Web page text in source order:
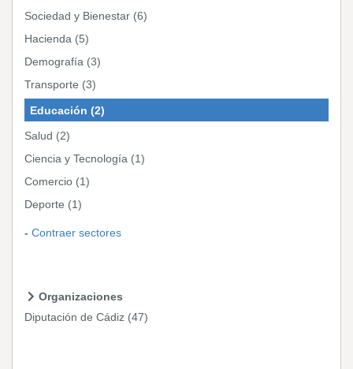
Sociedad y Bienestar (6)
Hacienda (5)
Demografía (3)
Transporte (3)
Educación (2)
Salud (2)
Ciencia y Tecnología (1)
Comercio (1)
Deporte (1)
Contraer sectores
Organizaciones
Diputación de Cádiz (47)